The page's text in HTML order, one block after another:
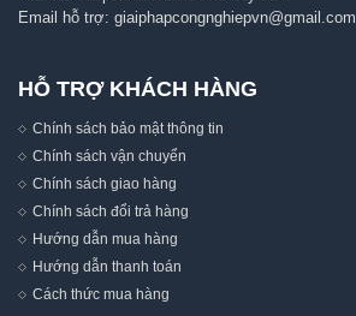
Email hỗ trợ: giaiphapcongnghiepvn@gmail.com
HỖ TRỢ KHÁCH HÀNG
Chính sách bảo mật thông tin
Chính sách vận chuyển
Chính sách giao hàng
Chính sách đổi trả hàng
Hướng dẫn mua hàng
Hướng dẫn thanh toán
Cách thức mua hàng